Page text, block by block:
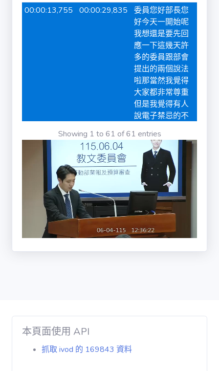
法律條文 /
interpellation
00:00:13,755
00:00:29,835
委員您好部長您
好今天一開始呢
我想還是要先回
應一下這幾天許
多的委員跟部會
提出的兩個說法
啦那當然我覺得
大家都非常尊重
但是我覺得有人
說電子禁忌的不
00:00:30,416
00:00:52,698
第二有人說如果
只有電子競技拉
出來做基本法對
其他的運動不公
平我認為這兩個
說法呢都必須先
講清楚否則後續
在討論的時候很
容易被錯誤的前
提給帶偏了首先
跨領域跨部會
00:00:54,059
00:01:12,207
Showing 1 to 61 of 61 entries
本頁面使用 API
抓取 ivod 的 169843 資料